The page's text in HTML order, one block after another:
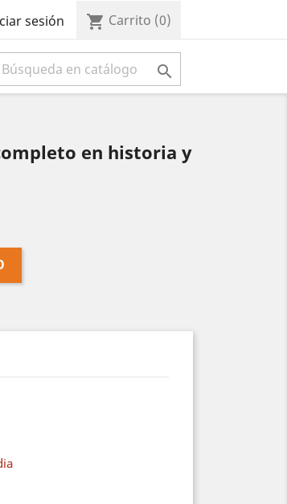
sesión shopping_cart Carrito (0)

en historia y